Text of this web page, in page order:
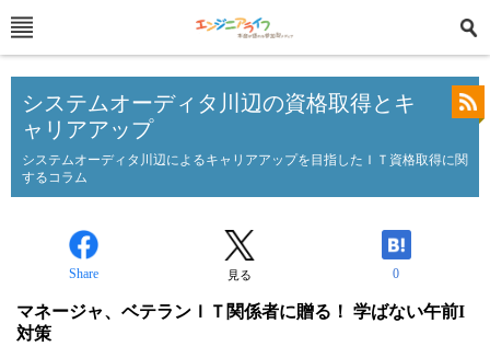
システムオーディタ川辺の資格取得とキ
ャリアアップ
システムオーディタ川辺によるキャリアアップを目指したＩＴ資格取得に関
するコラム
Share 見る 0
マネージャ、ベテランＩＴ関係者に贈る！ 学ばない午前I
対策